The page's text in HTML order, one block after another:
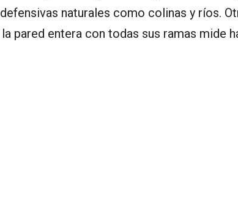
naturales como colinas y ríos.
pared entera con todas sus ramas mide